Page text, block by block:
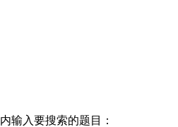
内输入要搜索的题目：